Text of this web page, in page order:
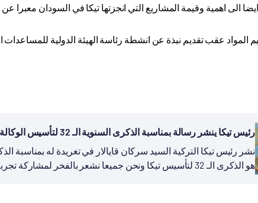
الى اهمية وقيمة المشاريع التي انجزتها تيكا في السودان معبرا
المواد عقب تقديم نبذة عن انشطة رئاسة الهيئة الدولية للمساعدات
رئيس تيكا ينشر رسالة بمناسبة الذكرى السنوية الـ 32 لتأسيس الوكالة
هو الذكرى الـ 32 لتأسيس تيكا ونحن جميعا نشعر بالفخر لمشاركة تجربة بلادنا في مجال التنمية...